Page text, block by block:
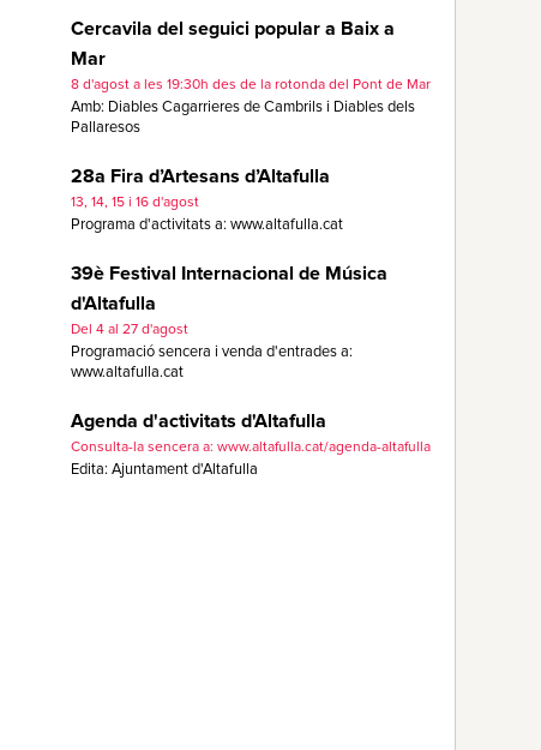
Cercavila del seguici popular a Baix a
Mar
8 d'agost a les 19:30h des de la rotonda del Pont de Mar
Amb: Diables Cagarrieres de Cambrils i Diables dels
Pallaresos
28a Fira d’Artesans d’Altafulla
13, 14, 15 i 16 d'agost
Programa d'activitats a: www.altafulla.cat
39è Festival Internacional de Música
d'Altafulla
Del 4 al 27 d'agost
Programació sencera i venda d'entrades a:
www.altafulla.cat
Agenda d'activitats d'Altafulla
Consulta-la sencera a: www.altafulla.cat/agenda-altafulla
Edita: Ajuntament d'Altafulla